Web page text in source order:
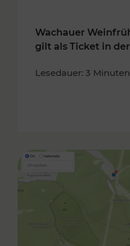
Wachauer
gilt als Ticket in
Lesedauer: 3 Minuten